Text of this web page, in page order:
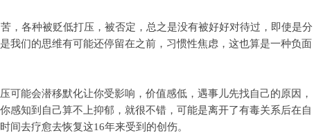
，各种被贬低打压，被否定，总之是没有被好好对待过，即使是分
我们的思维有可能还停留在之前，习惯性焦虑，这也算是一种负面
可能会潜移默化让你受影响，价值感低，遇事儿先找自己的原因，
感知到自己算不上抑郁，就很不错，可能是离开了有毒关系后在自
间去疗愈去恢复这16年来受到的创伤。